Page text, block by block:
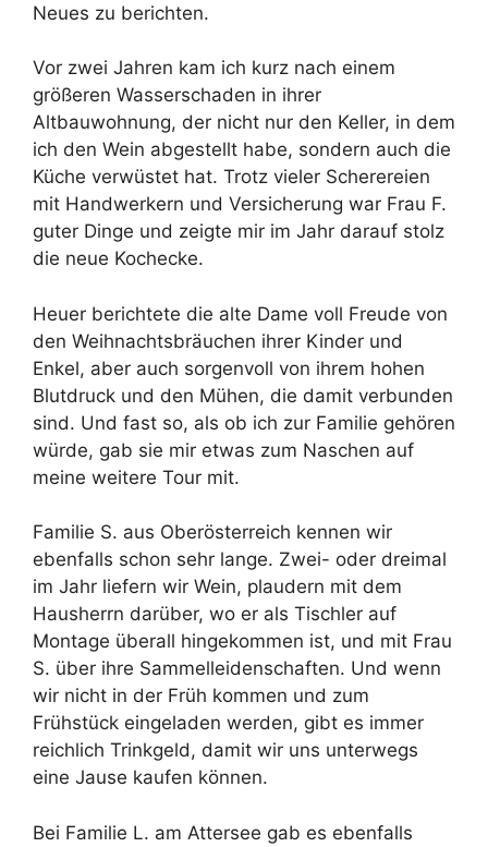
Neues zu berichten.
Vor zwei Jahren kam ich kurz nach einem
größeren Wasserschaden in ihrer
Altbauwohnung, der nicht nur den Keller, in dem
ich den Wein abgestellt habe, sondern auch die
Küche verwüstet hat. Trotz vieler Scherereien
mit Handwerkern und Versicherung war Frau F.
guter Dinge und zeigte mir im Jahr darauf stolz
die neue Kochecke.
Heuer berichtete die alte Dame voll Freude von
den Weihnachtsbräuchen ihrer Kinder und
Enkel, aber auch sorgenvoll von ihrem hohen
Blutdruck und den Mühen, die damit verbunden
sind. Und fast so, als ob ich zur Familie gehören
würde, gab sie mir etwas zum Naschen auf
meine weitere Tour mit.
Familie S. aus Oberösterreich kennen wir
ebenfalls schon sehr lange. Zwei- oder dreimal
im Jahr liefern wir Wein, plaudern mit dem
Hausherrn darüber, wo er als Tischler auf
Montage überall hingekommen ist, und mit Frau
S. über ihre Sammelleidenschaften. Und wenn
wir nicht in der Früh kommen und zum
Frühstück eingeladen werden, gibt es immer
reichlich Trinkgeld, damit wir uns unterwegs
eine Jause kaufen können.
Bei Familie L. am Attersee gab es ebenfalls